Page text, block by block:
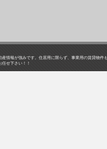
情報が強みです。住居用に限らず、事業用の賃貸物件
せ下さい！！